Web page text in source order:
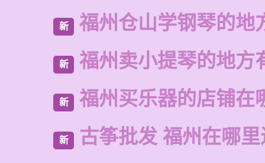
新 福州仓山学钢琴的地
新 福州卖小提琴的地方
新 福州买乐器的店铺在
新 古筝批发 福州在哪